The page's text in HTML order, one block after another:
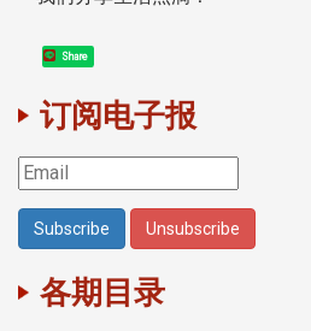
Share
订阅电子报
各期目录